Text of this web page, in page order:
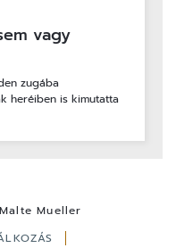
vagy
zugába
heréiben is kimutatta
Mueller